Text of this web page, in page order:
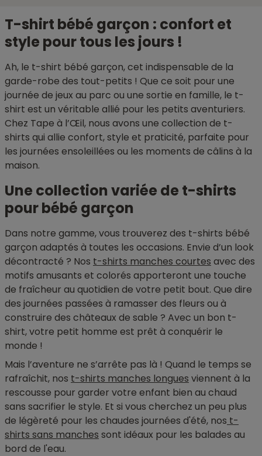
T-shirt bébé garçon : confort et
style pour tous les jours !
Ah, le t-shirt bébé garçon, cet indispensable de la
garde-robe des tout-petits ! Que ce soit pour une
journée de jeux au parc ou une sortie en famille, le t-
shirt est un véritable allié pour les petits aventuriers.
Chez Tape à l’Œil, nous avons une collection de t-
shirts qui allie confort, style et praticité, parfaite pour
les journées ensoleillées ou les moments de câlins à la
maison.
Une collection variée de t-shirts
pour bébé garçon
Dans notre gamme, vous trouverez des t-shirts bébé
garçon adaptés à toutes les occasions. Envie d’un look
décontracté ? Nos t-shirts manches courtes avec des
motifs amusants et colorés apporteront une touche
de fraîcheur au quotidien de votre petit bout. Que dire
des journées passées à ramasser des fleurs ou à
construire des châteaux de sable ? Avec un bon t-
shirt, votre petit homme est prêt à conquérir le
monde !
Mais l’aventure ne s’arrête pas là ! Quand le temps se
rafraîchit, nos t-shirts manches longues viennent à la
rescousse pour garder votre enfant bien au chaud
sans sacrifier le style. Et si vous cherchez un peu plus
de légèreté pour les chaudes journées d'été, nos t-
shirts sans manches sont idéaux pour les balades au
bord de l'eau.